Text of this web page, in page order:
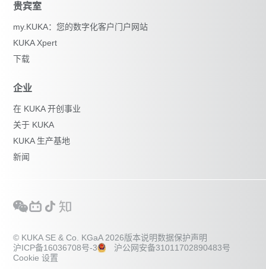
贵宾室
my.KUKA：您的数字化客户门户网站
KUKA Xpert
下载
企业
在 KUKA 开创事业
关于 KUKA
KUKA 生产基地
新闻
© KUKA SE & Co. KGaA 2026版本说明数据保护声明
沪ICP备16036708号-3
沪公网安备31011702890483号
Cookie 设置